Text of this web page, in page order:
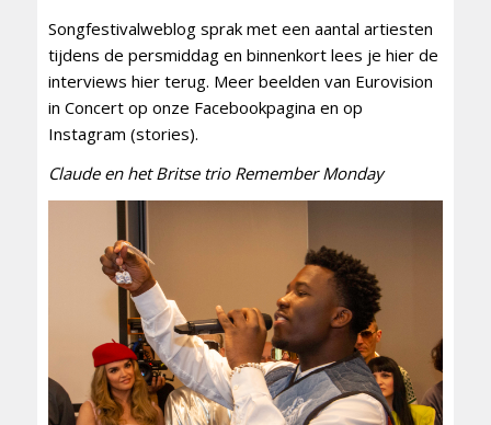
Songfestivalweblog sprak met een aantal artiesten
tijdens de persmiddag en binnenkort lees je hier de
interviews hier terug. Meer beelden van Eurovision
in Concert op onze Facebookpagina en op
Instagram (stories).
Claude en het Britse trio Remember Monday